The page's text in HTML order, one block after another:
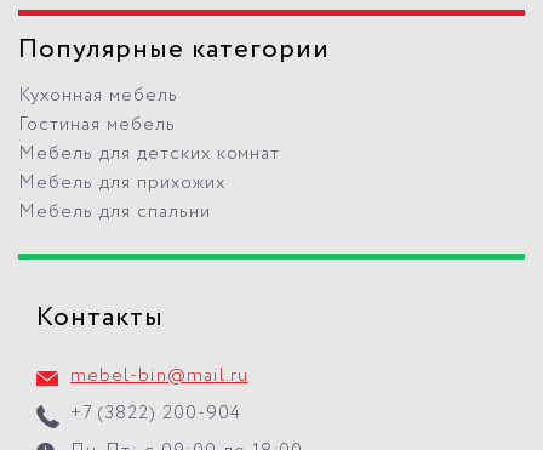
Популярные категории
Кухонная мебель
Гостиная мебель
Мебель для детских комнат
Мебель для прихожих
Мебель для спальни
Контакты
mebel-bin@mail.ru
+7 (3822) 200-904